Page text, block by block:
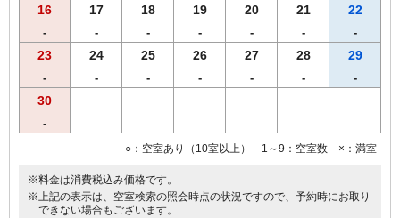
16
-
17
-
18
-
19
-
20
-
21
-
22
-
23
-
24
-
25
-
26
-
27
-
28
-
29
-
30
-
○：空室あり（10室以上） 1～9：空室数 ×：満室
※料金は消費税込み価格です。
※上記の表示は、空室検索の照会時点の状況ですので、予約時にお取り
できない場合もございます。